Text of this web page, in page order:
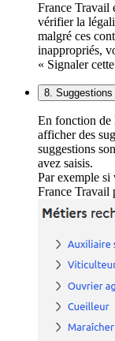
France Travail
vérifier la
malgré ces
inappropriés,
« Signaler
8.
En fonction de
afficher des
suggestions
avez saisis.
Par exemple
France Travail